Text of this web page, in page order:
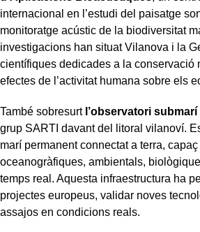
internacional en l’estudi del paisatge
monitoratge acústic de la biodiversitat
investigacions han situat Vilanova i la
científiques dedicades a la conservació
efectes de l’activitat humana sobre els
També sobresurt l’observatori
grup SARTI davant del litoral vilanoví.
marí permanent connectat a terra,
oceanogràfiques, ambientals,
temps real. Aquesta infraestructura ha
projectes europeus, validar noves
assajos en condicions reals.